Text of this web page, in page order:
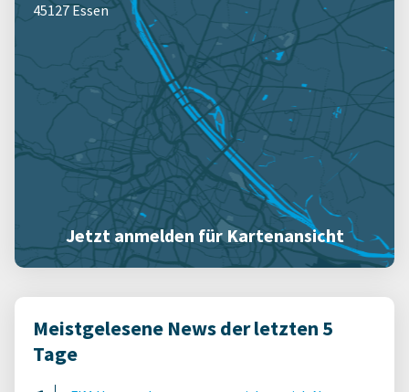
45127 Essen
Jetzt anmelden für Kartenansicht
Meistgelesene News der letzten 5
Tage